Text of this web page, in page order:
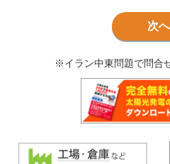
次へ
※イラン中東問題で問合